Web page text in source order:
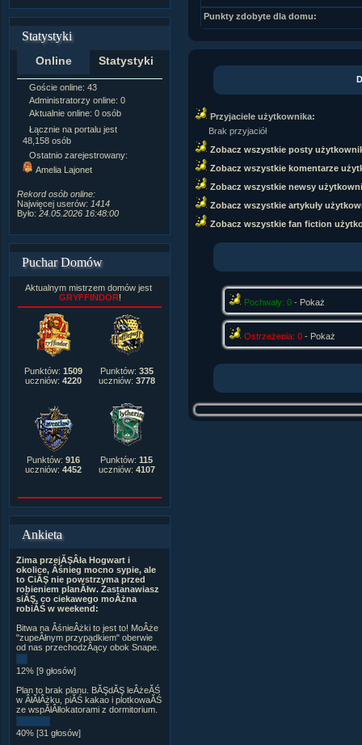
Statystyki
Online Statystyki
Goście online: 43
Administratorzy online: 0
Aktualnie online: 0 osób
Łącznie na portalu jest
48,158 osób
Ostatnio zarejestrowany:
Amelia Lajonet
Rekord osób online:
Najwięcej userów: 1414
Było: 24.05.2026 16:48:00
Napisanych artykułów:
Zdjęć w galerii:21,490
Tematów na forum: 3,921
Postów na forum:
Komentarzy do materiałów:
222,019
3,327
Wlepionych ostrzeżeń:4,170
Puchar Domów
Aktualnym mistrzem domów jest
GRYFFINDOR!
Punktów: 1509
uczniów: 4220
Punktów: 335
uczniów: 3778
Punktów: 916
uczniów: 4452
Punktów: 115
uczniów: 4107
Ankieta
Zima przejĂŞÂła Hogwart i
okolice, Âśnieg mocno sypie, ale
to CiĂŞ nie powstrzyma przed
robieniem planĂłw. Zastanawiasz
siĂŞ, co ciekawego moÂżna
robiĂŚ w weekend:
Bitwa na ÂśnieÂżki to jest to! MoÂże
"zupeÂłnym przypadkiem" oberwie
od nas przechodzÂący obok Snape.
12% [9 głosów]
Plan to brak planu. BĂŞdĂŞ leÂżeĂŚ
w ÂłĂłÂżku, piĂŚ kakao i plotkowaĂŚ
ze wspĂłÂłlokatorami z dormitorium.
40% [31 głosów]
Punkty zdobyte dla domu:
Przyjaciele użytkownika:
Brak przyjaciół
Zobacz wszystkie posty
Zobacz wszystkie komentarze
Zobacz wszystkie newsy
Zobacz wszystkie artykuły
Zobacz wszystkie fan fiction
Pochwały: 0- Pokaż
Ostrzeżenia: 0- Pokaż